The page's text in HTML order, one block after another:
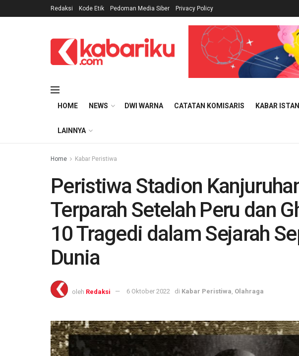
Redaksi Kode Etik Pedoman Media Siber Privacy Policy
HOME NEWS DWI WARNA CATATAN KOMISARIS KABAR
LAINNYA
Home Kabar Peristiwa
Peristiwa Stadion
Terparah Setelah Peru dan
10 Tragedi dalam Sejarah
Dunia
oleh Redaksi 6 Oktober 2022 di Kabar Peristiwa, Olahraga